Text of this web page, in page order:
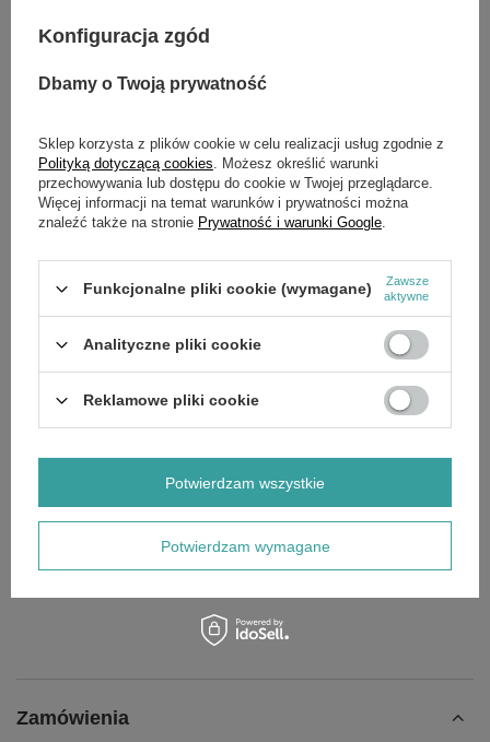
OPIS
ssawka ,smok
SZCZEGÓŁOWE DANE
OSTATNIO OGLĄDANE
Filtr paliwa Snapper Bolens
18,00 zł
Zamówienia
Konfiguracja zgód
Dbamy o Twoją prywatność
Sklep korzysta z plików cookie w celu realizacji usług zgodnie z
Polityką dotyczącą cookies . Możesz określić warunki
przechowywania lub dostępu do cookie w Twojej przeglądarce.
Więcej informacji na temat warunków i prywatności można
znaleźć także na stronie Prywatność i warunki Google
Funkcjonalne pliki cookie (wymagane)
Zawsze
aktywne
Analityczne pliki cookie
Reklamowe pliki cookie
Potwierdzam wymagane
Potwierdzam wszystkie